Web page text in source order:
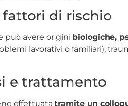
fattori di rischio
può avere origini biologiche,
lavorativi o familiari),
e trattamento
effettuata tramite un